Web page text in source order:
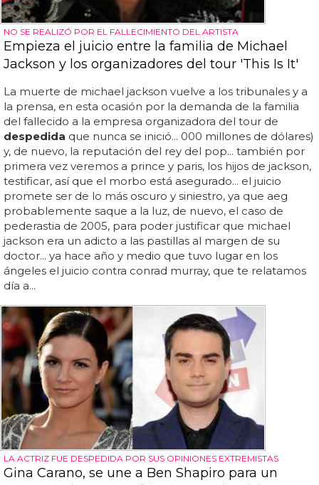
NO SE REALIZÓ POR EL FALLECIMIENTO DEL ARTISTA
Empieza el juicio entre la familia de Michael
Jackson y los organizadores del tour 'This Is It'
La muerte de michael jackson vuelve a los tribunales y a
la prensa, en esta ocasión por la demanda de la familia
del fallecido a la empresa organizadora del tour de
despedida que nunca se inició... 000 millones de dólares)
y, de nuevo, la reputación del rey del pop... también por
primera vez veremos a prince y paris, los hijos de jackson,
testificar, así que el morbo está asegurado... el juicio
promete ser de lo más oscuro y siniestro, ya que aeg
probablemente saque a la luz, de nuevo, el caso de
pederastia de 2005, para poder justificar que michael
jackson era un adicto a las pastillas al margen de su
doctor... ya hace año y medio que tuvo lugar en los
ángeles el juicio contra conrad murray, que te relatamos
día a...
LA ACTRIZ FUE DESPEDIDA POR SUS OPINIONES EXTREMISTAS
Gina Carano, se une a Ben Shapiro para un